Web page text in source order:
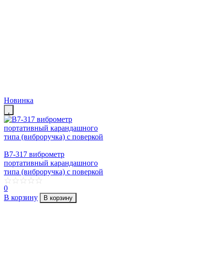
Новинка
В7-317 виброметр
портативный карандашного
типа (виброручка) с поверкой
0
В корзину
В корзину